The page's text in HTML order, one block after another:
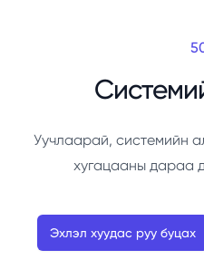
Уучлаарай, системийн
хугацааны дараа
Эхлэл хуудас руу буцах